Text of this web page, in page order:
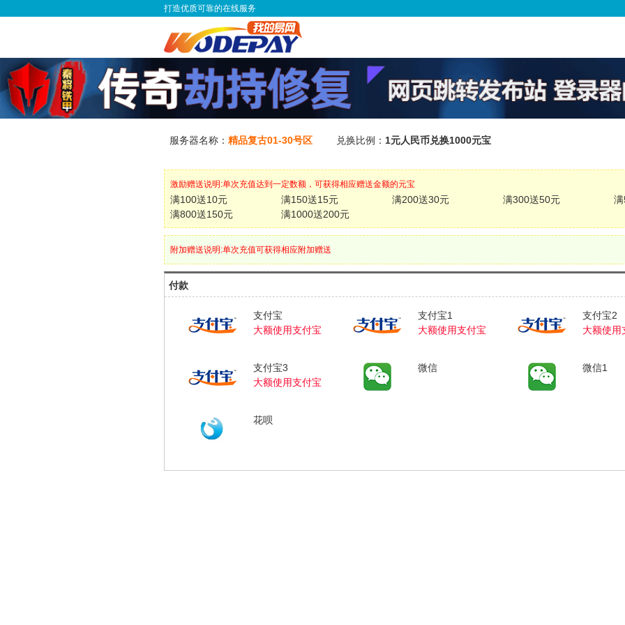
打造优质可靠的在线服务
服务器名称：精品复古01-30号区 兑换比例： 1元人民币兑换1000元宝
激励赠送说明:单次充值达到一定数额，可获得相应赠送金额的元宝
满100送10元 满150送15元 满200送30元 满300送50元
满800送150元
满1000送200元
附加赠送说明:单次充值可获得相应附加赠送
付款
支付宝
大额使用支付宝
支付宝1
大额使用支付宝
支付宝2
大额使用
支付宝3
大额使用支付宝
微信 微信1
花呗